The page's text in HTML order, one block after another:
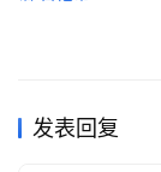
发表回复